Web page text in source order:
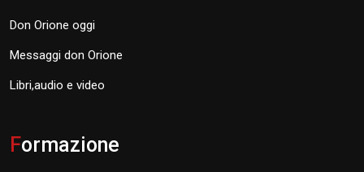
Don Orione oggi
Messaggi don Orione
Libri,audio e video
Formazione